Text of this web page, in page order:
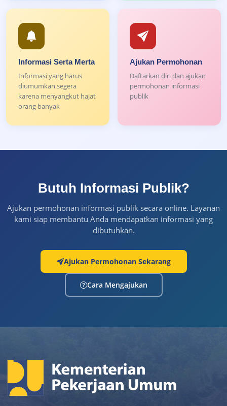
Informasi Serta Merta
Informasi yang harus
diumumkan segera
karena menyangkut hajat
orang banyak
Ajukan Permohonan
Daftarkan diri dan ajukan
permohonan informasi
publik
Butuh Informasi Publik?
Ajukan permohonan informasi publik secara online. Layanan
kami siap membantu Anda mendapatkan informasi yang
dibutuhkan.
Ajukan Permohonan Sekarang
Cara Mengajukan